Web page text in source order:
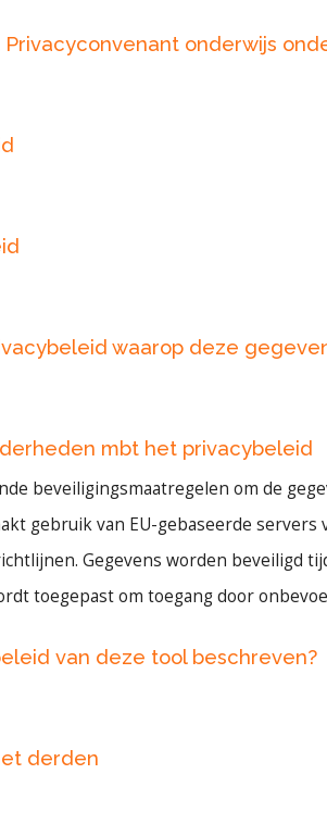
onderwijs
waarop deze
mbt het privacybeleid
beveiligingsmaatregelen om de
gebruik van EU-gebaseerde servers
Gegevens worden beveiligd
toegepast om toegang door
van deze tool beschreven?
derden